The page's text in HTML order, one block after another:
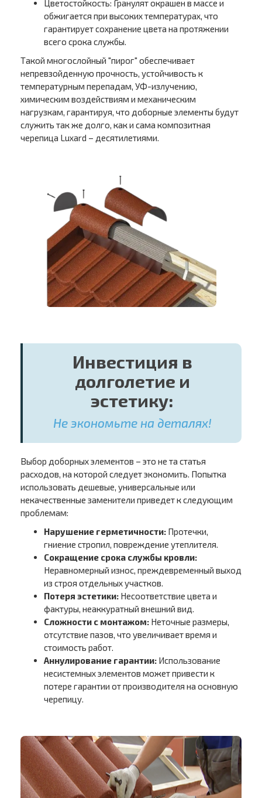
Цветостойкость: Гранулят окрашен в массе и
обжигается при высоких температурах, что
гарантирует сохранение цвета на протяжении
всего срока службы.
Такой многослойный "пирог" обеспечивает
непревзойденную прочность, устойчивость к
температурным перепадам, УФ-излучению,
химическим воздействиям и механическим
нагрузкам, гарантируя, что доборные элементы будут
служить так же долго, как и сама композитная
черепица Luxard – десятилетиями.
Инвестиция в
долголетие и
эстетику:
Не экономьте на деталях!
Выбор доборных элементов – это не та статья
расходов, на которой следует экономить. Попытка
использовать дешевые, универсальные или
некачественные заменители приведет к следующим
проблемам:
Нарушение герметичности: Протечки,
гниение стропил, повреждение утеплителя.
Сокращение срока службы кровли:
Неравномерный износ, преждевременный выход
из строя отдельных участков.
Потеря эстетики: Несоответствие цвета и
фактуры, неаккуратный внешний вид.
Сложности с монтажом: Неточные размеры,
отсутствие пазов, что увеличивает время и
стоимость работ.
Аннулирование гарантии: Использование
несистемных элементов может привести к
потере гарантии от производителя на основную
черепицу.